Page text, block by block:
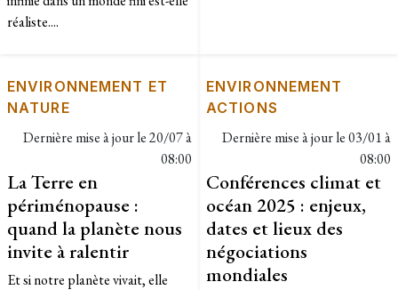
réaliste....
ENVIRONNEMENT ET
NATURE
Dernière mise à jour le20/07 à
08:00
La Terre en
périménopause :
quand la planète nous
invite à ralentir
Et si notre planète vivait, elle
ENVIRONNEMENT
ACTIONS
Dernière mise à jour le03/01 à
08:00
Conférences climat et
océan 2025 : enjeux,
dates et lieux des
négociations
mondiales